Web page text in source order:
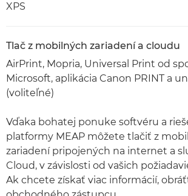
XPS
Tlač z mobilných zariadení a cloudu
AirPrint, Mopria, Universal Print od
Microsoft, aplikácia Canon PRINT a
(voliteľné)
Vďaka bohatej ponuke softvéru a
platformy MEAP môžete tlačiť z
zariadení pripojených na internet a
Cloud, v závislosti od vašich
Ak chcete získať viac informácií,